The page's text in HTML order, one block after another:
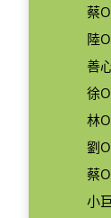
蔡
陸
善
徐
林
劉
蔡
小